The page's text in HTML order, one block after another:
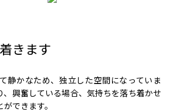
きます
静かなため、独立した空間になっていま
、興奮している場合、気持ちを落ち着かせ
できます。